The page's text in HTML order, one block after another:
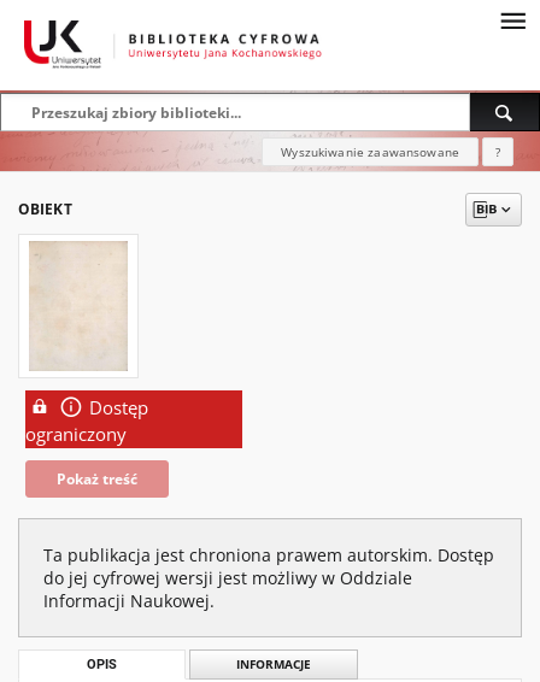
Wyszukiwanie zaawansowane ?
OBIEKT
Dostęp
ograniczony
Pokaż treść
Ta publikacja jest chroniona prawem autorskim. Dostęp
do jej cyfrowej wersji jest możliwy w Oddziale
Informacji Naukowej.
OPIS INFORMACJE